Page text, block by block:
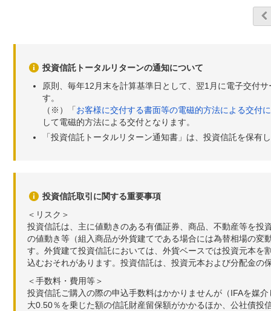
投資信託トータルリターンの通知について
原則、毎年12月末を計算基準日として、翌1月に電子交付
す。
（※）「お客様に交付する書面等の電磁的方法による交付
して電磁的方法による交付となります。
「投資信託トータルリターン通知書」は、投資信託を保有
投資信託取引に関する重要事項
＜リスク＞
投資信託は、主に値動きのある有価証券、商品、不動産等を
の値動き等（組入商品が外貨建てである場合には為替相場の
す。外貨建て投資信託においては、外貨ベースでは投資元本
込むおそれがあります。投資信託は、投資元本および分配金の
＜手数料・費用等＞
投資信託ご購入の際の申込手数料はかかりませんが（IFAを媒
大0.50％を乗じた額の信託財産留保額がかかるほか、公社債